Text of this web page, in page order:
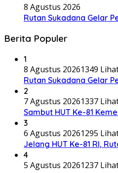
8 Agustus 2026
Rutan Sukadana Gelar
Berita Populer
1
8 Agustus 20261349
Rutan Sukadana Gelar
2
7 Agustus 20261337
Sambut HUT Ke-81
3
6 Agustus 20261295
Jelang HUT Ke-81 RI,
4
5 Agustus 20261237